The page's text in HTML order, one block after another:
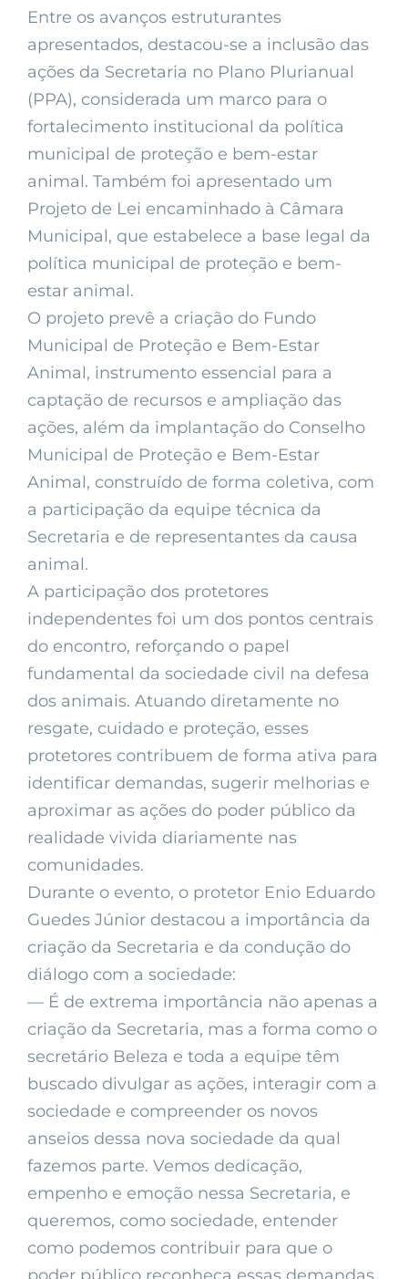
Entre os avanços estruturantes
apresentados, destacou-se a inclusão das
ações da Secretaria no Plano Plurianual
(PPA), considerada um marco para o
fortalecimento institucional da política
municipal de proteção e bem-estar
animal. Também foi apresentado um
Projeto de Lei encaminhado à Câmara
Municipal, que estabelece a base legal da
política municipal de proteção e bem-
estar animal.
O projeto prevê a criação do Fundo
Municipal de Proteção e Bem-Estar
Animal, instrumento essencial para a
captação de recursos e ampliação das
ações, além da implantação do Conselho
Municipal de Proteção e Bem-Estar
Animal, construído de forma coletiva, com
a participação da equipe técnica da
Secretaria e de representantes da causa
animal.
A participação dos protetores
independentes foi um dos pontos centrais
do encontro, reforçando o papel
fundamental da sociedade civil na defesa
dos animais. Atuando diretamente no
resgate, cuidado e proteção, esses
protetores contribuem de forma ativa para
identificar demandas, sugerir melhorias e
aproximar as ações do poder público da
realidade vivida diariamente nas
comunidades.
Durante o evento, o protetor Enio Eduardo
Guedes Júnior destacou a importância da
criação da Secretaria e da condução do
diálogo com a sociedade:
— É de extrema importância não apenas a
criação da Secretaria, mas a forma como o
secretário Beleza e toda a equipe têm
buscado divulgar as ações, interagir com a
sociedade e compreender os novos
anseios dessa nova sociedade da qual
fazemos parte. Vemos dedicação,
empenho e emoção nessa Secretaria, e
queremos, como sociedade, entender
como podemos contribuir para que o